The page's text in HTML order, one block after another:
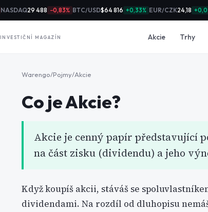
NASDAQ29 488 −0,83% BTC/USD$64 816 +0,33% EUR/CZK24,18
INVESTIČNÍ MAGAZÍN Akcie Trhy
Warengo/Pojmy/Akcie
Co jeAkcie?
Akcie je cenný papír představující
na část zisku (dividendu) a jeho
Když koupíš akcii, stáváš se
dividendami. Na rozdíl od dluhopisu